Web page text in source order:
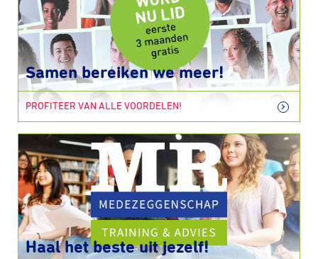
Samen bereiken we meer!
PROFITEER VAN ALLE VOORDELEN!
Haal het beste uit jezelf!